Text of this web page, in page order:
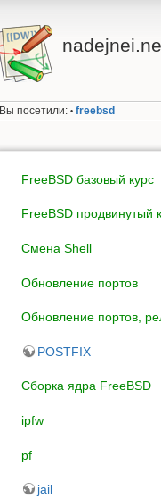
Вы посетили: • freebsd
FreeBSD базовый курс
FreeBSD продвинутый
Смена Shell
Обновление портов
Обновление портов,
POSTFIX
Сборка ядра FreeBSD
ipfw
pf
jail